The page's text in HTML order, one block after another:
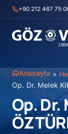
İçeriğe+90 212 467 75
Anasayfa »
Op. Dr. Melek
Op. Dr.